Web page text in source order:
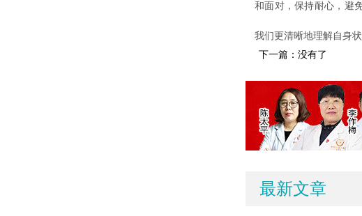
和面对，保持耐心，避
我们更清晰地理解自身状
下一篇：没有了
最新文章